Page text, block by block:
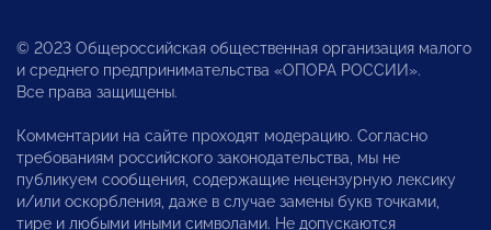
© 2023 Общероссийская общественная организация малого
и среднего предпринимательства «ОПОРА РОССИИ».
Все права защищены.
Комментарии на сайте проходят модерацию. Согласно
требованиям российского законодательства, мы не
публикуем сообщения, содержащие нецензурную лексику
и/или оскорбления, даже в случае замены букв точками,
тире и любыми иными символами. Не допускаются